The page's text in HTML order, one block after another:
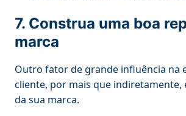
7. Construa uma boa
marca
Outro fator de grande influência na
cliente, por mais que indiretamente,
da sua marca.